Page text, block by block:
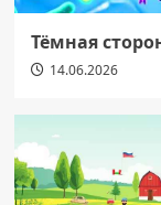
Тёмная
14.06.2026